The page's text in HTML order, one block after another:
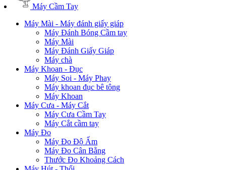
Máy Cầm Tay
Máy Mài - Máy đánh giấy giáp
Máy Đánh Bóng Cầm tay
Máy Mài
Máy Đánh Giấy Giáp
Máy chà
Máy Khoan - Đục
Máy Soi - Máy Phay
Máy khoan đục bê tông
Máy Khoan
Máy Cưa - Máy Cắt
Máy Cưa Cầm Tay
Máy Cắt cầm tay
Máy Đo
Máy Đo Độ Ẩm
Máy Đo Cân Bằng
Thước Đo Khoảng Cách